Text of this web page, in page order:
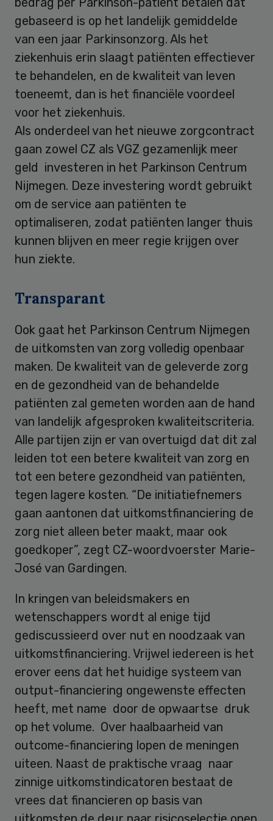
gebaseerd is op het landelijk gemiddelde
van een jaar Parkinsonzorg. Als het
ziekenhuis erin slaagt patiënten effectiever
te behandelen, en de kwaliteit van leven
toeneemt, dan is het financiële voordeel
voor het ziekenhuis.
Als onderdeel van het nieuwe zorgcontract
gaan zowel CZ als VGZ gezamenlijk meer
geld investeren in het Parkinson Centrum
Nijmegen. Deze investering wordt gebruikt
om de service aan patiënten te
optimaliseren, zodat patiënten langer thuis
kunnen blijven en meer regie krijgen over
hun ziekte.
Transparant
Ook gaat het Parkinson Centrum Nijmegen
de uitkomsten van zorg volledig openbaar
maken. De kwaliteit van de geleverde zorg
en de gezondheid van de behandelde
patiënten zal gemeten worden aan de hand
van landelijk afgesproken kwaliteitscriteria.
Alle partijen zijn er van overtuigd dat dit zal
leiden tot een betere kwaliteit van zorg en
tot een betere gezondheid van patiënten,
tegen lagere kosten. “De initiatiefnemers
gaan aantonen dat uitkomstfinanciering de
zorg niet alleen beter maakt, maar ook
goedkoper”, zegt CZ-woordvoerster Marie-
José van Gardingen.
In kringen van beleidsmakers en
wetenschappers wordt al enige tijd
gediscussieerd over nut en noodzaak van
uitkomstfinanciering. Vrijwel iedereen is het
erover eens dat het huidige systeem van
output-financiering ongewenste effecten
heeft, met name door de opwaartse druk
op het volume. Over haalbaarheid van
outcome-financiering lopen de meningen
uiteen. Naast de praktische vraag naar
zinnige uitkomstindicatoren bestaat de
vrees dat financieren op basis van